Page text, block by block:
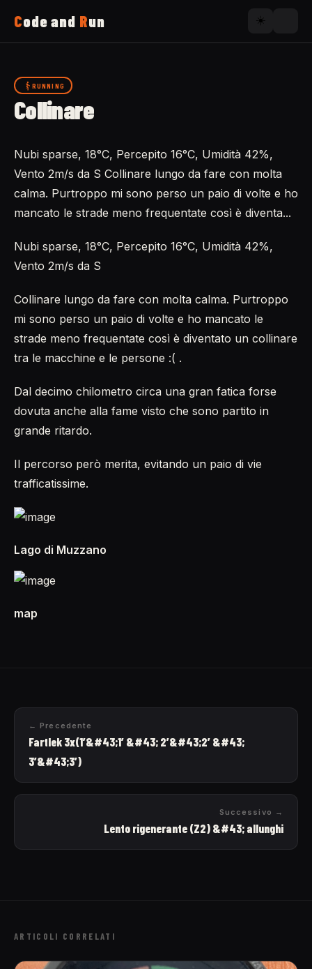
Code and Run ☀️
Running
Uses
Now
About
RUNNING
Collinare
Nubi sparse, 18°C, Percepito 16°C, Umidità 42%,
Vento 2m/s da S Collinare lungo da fare con molta
calma. Purtroppo mi sono perso un paio di volte e ho
mancato le strade meno frequentate così è diventa...
Nubi sparse, 18°C, Percepito 16°C, Umidità 42%,
Vento 2m/s da S
Collinare lungo da fare con molta calma. Purtroppo
mi sono perso un paio di volte e ho mancato le
strade meno frequentate così è diventato un collinare
tra le macchine e le persone :( .
Dal decimo chilometro circa una gran fatica forse
dovuta anche alla fame visto che sono partito in
grande ritardo.
Il percorso però merita, evitando un paio di vie
trafficatissime.
Lago di Muzzano
map
← Precedente
Fartlek 3x(1’&#43;1’ &#43; 2’&#43;2’ &#43;
3’&#43;3’)
Successivo →
Lento rigenerante (Z2) &#43; allunghi
ARTICOLI CORRELATI